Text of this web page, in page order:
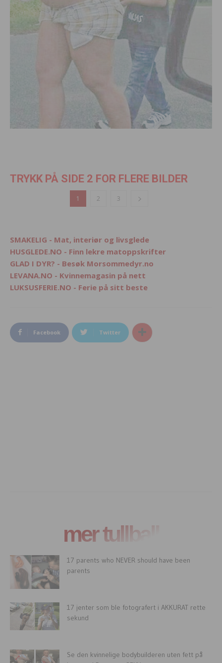
TRYKK PÅ SIDE 2 FOR FLERE BILDER
1 2 3
SMAKELIG - Mat, interiør og livsglede
HUSGLEDE.NO - Finn lekre matoppskrifter
GLAD I DYR? - Besøk Morsommedyr.no
LEVANA.NO - Kvinnemagasin på nett
LUKSUSFERIE.NO - Ferie på sitt beste
Facebook Twitter
mer tullball
17 parents who NEVER should have been
parents
17 jenter som ble fotografert i AKKURAT rette
sekund
Se den kvinnelige bodybuilderen uten fett på